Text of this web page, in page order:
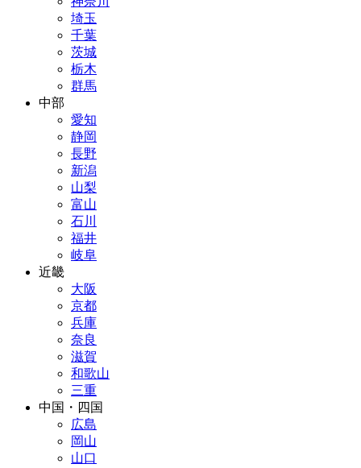
埼玉
千葉
茨城
栃木
群馬
中部
愛知
静岡
長野
新潟
山梨
富山
石川
福井
岐阜
近畿
大阪
京都
兵庫
奈良
滋賀
和歌山
三重
中国・四国
広島
岡山
山口